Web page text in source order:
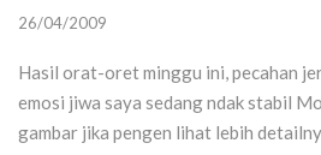
26/04/2009
Hasil orat-oret minggu ini, pecahan
emosi jiwa saya sedang ndak stabil
gambar jika pengen lihat lebih